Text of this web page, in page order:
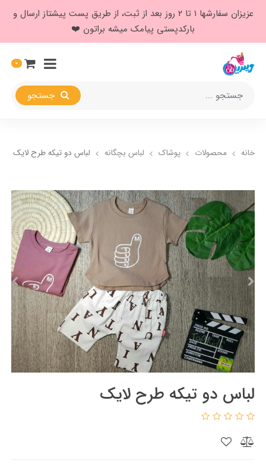
عزیزان سفارشها ۱ تا ۲ روز بعد از ثبت، از طریق پست پیشتاز ارسال و
بارکدپستی پیامک میشه براتون ❤️
0
خانه محصولات پوشاک لباس بچگانه لباس دو تیکه طرح لایک
لباس دو تیکه طرح لایک